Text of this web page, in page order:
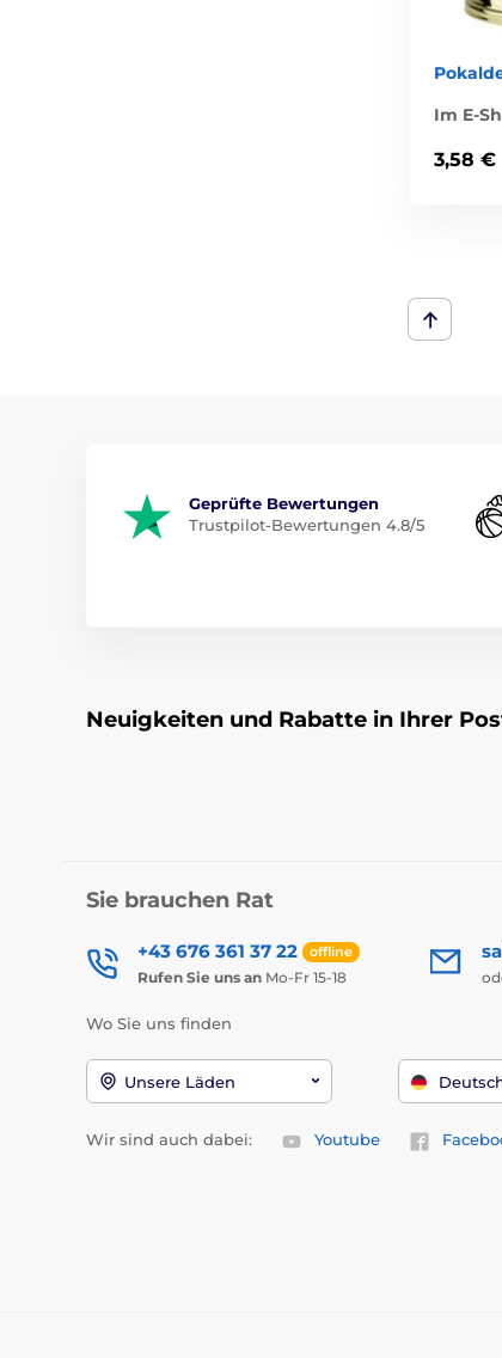
Im E-
3,58 €
Geprüfte Bewertungen
Trustpilot-Bewertungen 4.8/5
Neuigkeiten und Rabatte in Ihrer
Sie brauchen Rat
+43 676 361 37 22 offline
Rufen Sie uns an Mo-Fr 15-18
Wo Sie uns finden
Unsere Läden
Wir sind auch dabei: Youtube